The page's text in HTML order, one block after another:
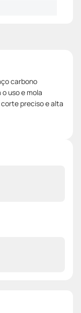
carbono
uso e mola
preciso e alta